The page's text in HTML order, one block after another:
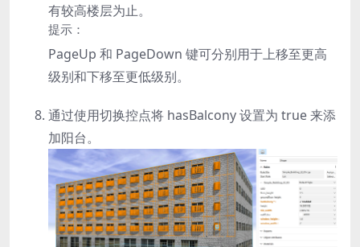
有较高楼层为止。
提示：
PageUp 和 PageDown 键可分别用于上移至更高
级别和下移至更低级别。
通过使用切换控点将 hasBalcony设置为 true 来添
加阳台。